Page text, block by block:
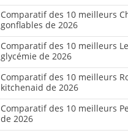
Comparatif des 10 meilleurs
gonflables de 2026
Comparatif des 10 meilleurs
glycémie de 2026
Comparatif des 10 meilleurs
kitchenaid de 2026
Comparatif des 10 meilleurs
de 2026